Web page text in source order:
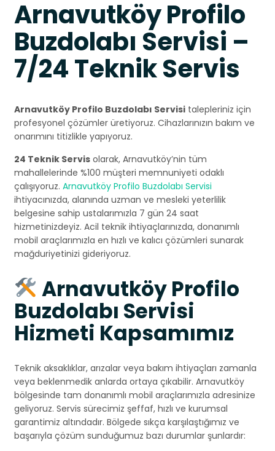
Arnavutköy Profilo
Buzdolabı Servisi –
7/24 Teknik Servis
Arnavutköy Profilo Buzdolabı Servisi talepleriniz için
profesyonel çözümler üretiyoruz. Cihazlarınızın bakım ve
onarımını titizlikle yapıyoruz.
24 Teknik Servis olarak, Arnavutköy’nin tüm
mahallelerinde %100 müşteri memnuniyeti odaklı
çalışıyoruz. Arnavutköy Profilo Buzdolabı Servisi
ihtiyacınızda, alanında uzman ve mesleki yeterlilik
belgesine sahip ustalarımızla 7 gün 24 saat
hizmetinizdeyiz. Acil teknik ihtiyaçlarınızda, donanımlı
mobil araçlarımızla en hızlı ve kalıcı çözümleri sunarak
mağduriyetinizi gideriyoruz.
Arnavutköy Profilo
Buzdolabı Servisi
Hizmeti Kapsamımız
Teknik aksaklıklar, arızalar veya bakım ihtiyaçları zamanla
veya beklenmedik anlarda ortaya çıkabilir. Arnavutköy
bölgesinde tam donanımlı mobil araçlarımızla adresinize
geliyoruz. Servis sürecimiz şeffaf, hızlı ve kurumsal
garantimiz altındadır. Bölgede sıkça karşılaştığımız ve
başarıyla çözüm sunduğumuz bazı durumlar şunlardır: